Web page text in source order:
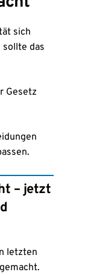
sich
das
Gesetz
– jetzt
letzten